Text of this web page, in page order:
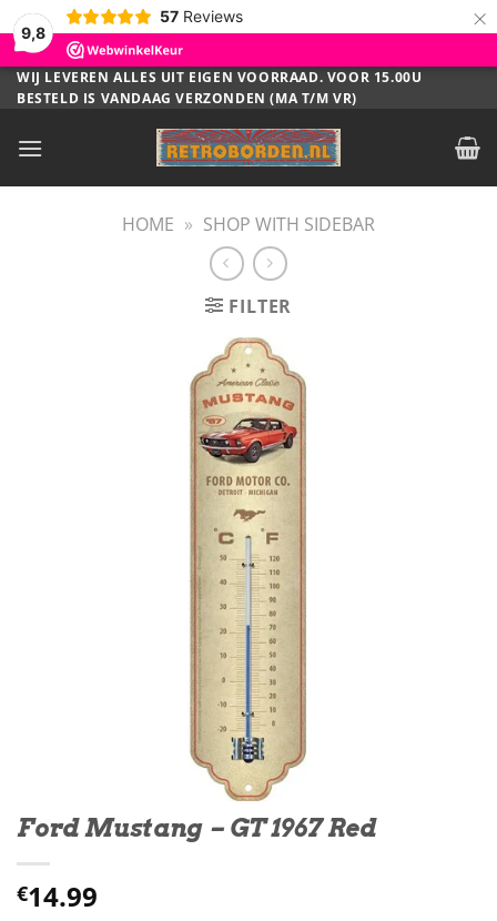
9,8
57 Reviews ×
Ga
naar
WIJ LEVEREN ALLES UIT EIGEN VOORRAAD. VOOR 15.00U
BESTELD IS VANDAAG VERZONDEN (MA T/M VR)
HOME » SHOP WITH SIDEBAR
FILTER
Ford Mustang – GT 1967 Red
€14.99